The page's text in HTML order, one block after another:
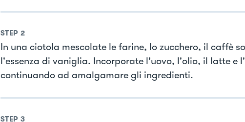
STEP 2
In una ciotola mescolate le farine, lo zucchero, il caffè
l'essenza di vaniglia. Incorporate l'uovo, l'olio, il latte e
continuando ad amalgamare gli ingredienti.
STEP 3